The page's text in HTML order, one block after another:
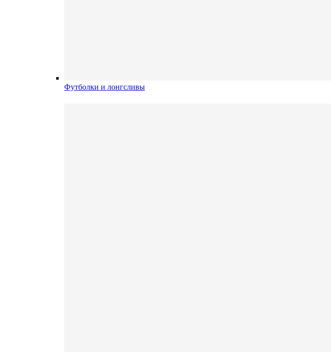
Футболки и лонгсливы